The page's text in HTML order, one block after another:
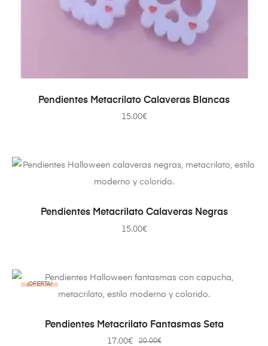
AÑADIR AL CARRITO
Pendientes Metacrilato Calaveras Blancas
15.00€
AÑADIR AL CARRITO
Pendientes Metacrilato Calaveras Negras
15.00€
¡OFERTA!
AÑADIR AL CARRITO
Pendientes Metacrilato Fantasmas Seta
20.00€
17.00€